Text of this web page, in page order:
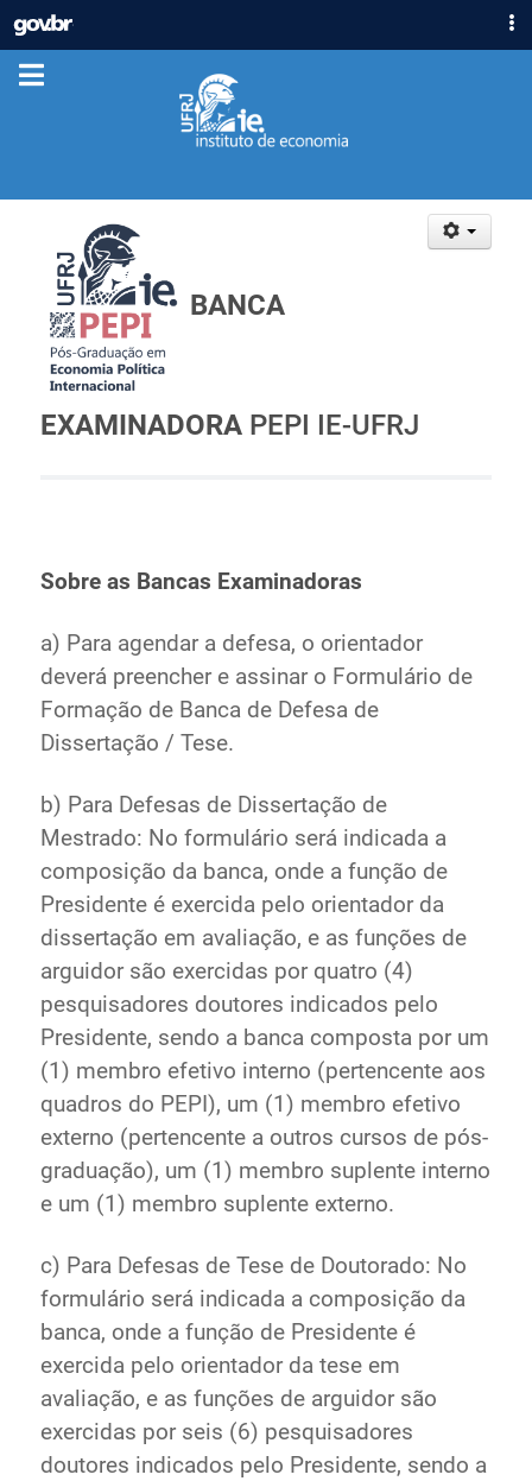
GOVBR
ACESSO À INFORMAÇÃO
Casa Civil
Ministério da Justiça e Segurança Pública
Ministério da Defesa
Ministério das Relações Exteriores
Ministério da Economia
Ministério da Infraestrutura
Ministério da Agricultura, Pecuária e Abastecimento
Ministério da Ciência, Tecnologia, Inovações e
Ministério do Meio Ambiente
Ministério do Turismo
Ministério do Desenvolvimento Regional
Controladoria-Geral da União
Secretaria-Geral
Secretaria de Governo
Gabinete de Segurança Institucional
Advocacia-Geral da União
Banco Central do Brasil
Planalto
BANCA
EXAMINADORAPEPI IE-UFRJ
Sobre as Bancas Examinadoras
a) Para agendar a defesa, o orientador
deverá preencher e assinar o Formulário de
Formação de Banca de Defesa de
Dissertação / Tese.
b) Para Defesas de Dissertação de
Mestrado: No formulário será indicada a
composição da banca, onde a função de
Presidente é exercida pelo orientador da
dissertação em avaliação, e as funções de
arguidor são exercidas por quatro (4)
pesquisadores doutores indicados pelo
Presidente, sendo a banca composta por um
(1) membro efetivo interno (pertencente aos
quadros do PEPI), um (1) membro efetivo
externo (pertencente a outros cursos de pós-
graduação), um (1) membro suplente interno
e um (1) membro suplente externo.
c) Para Defesas de Tese de Doutorado: No
formulário será indicada a composição da
banca, onde a função de Presidente é
exercida pelo orientador da tese em
avaliação, e as funções de arguidor são
exercidas por seis (6) pesquisadores
doutores indicados pelo Presidente, sendo a